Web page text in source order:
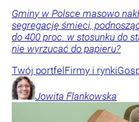
Gminy w Polsce masowo
segregację śmieci,
do 400 proc. w stosunku do
nie wyrzucać do papieru?
Twój portfelFirmy i rynki
Jowita Flankowska